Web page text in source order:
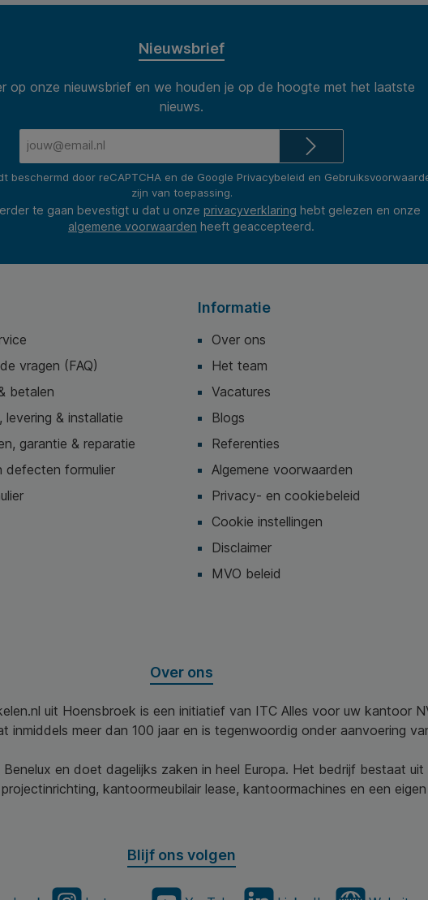
Nieuwsbrief
op onze nieuwsbrief en we houden je op de hoogte met het laatste
nieuws.
beschermd door reCAPTCHA en de Google Privacybeleid en
zijn van toepassing.
te gaan bevestigt u dat u onze privacyverklaring hebt gelezen en onze
algemene voorwaarden heeft geaccepteerd.
vragen (FAQ)
betalen
levering & installatie
garantie & reparatie
defecten formulier
Informatie
Over ons
Het team
Vacatures
Blogs
Referenties
Algemene voorwaarden
Privacy- en cookiebeleid
Cookie instellingen
Disclaimer
MVO beleid
Over ons
uit Hoensbroek is een initiatief van ITC Alles voor uw kantoor
inmiddels meer dan 100 jaar en is tegenwoordig onder aanvoering
en doet dagelijks zaken in heel Europa. Het bedrijf bestaat
kantoormeubilair lease, kantoormachines en een
Blijf ons volgen